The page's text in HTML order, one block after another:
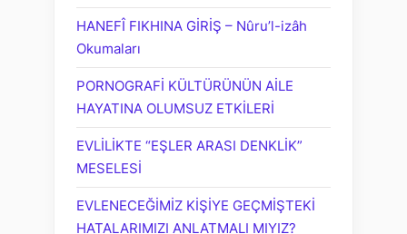
HANEFÎ FIKHINA GİRİŞ – Nûru’l-izâh
Okumaları
PORNOGRAFİ KÜLTÜRÜNÜN AİLE
HAYATINA OLUMSUZ ETKİLERİ
EVLİLİKTE “EŞLER ARASI DENKLİK”
MESELESİ
EVLENECEĞİMİZ KİŞİYE GEÇMİŞTEKİ
HATALARIMIZI ANLATMALI MIYIZ?